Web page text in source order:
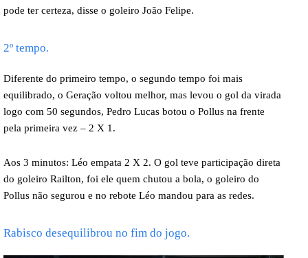
pode ter certeza, disse o goleiro João Felipe.
2º tempo.
Diferente do primeiro tempo, o segundo tempo foi mais
equilibrado, o Geração voltou melhor, mas levou o gol da virada
logo com 50 segundos, Pedro Lucas botou o Pollus na frente
pela primeira vez – 2 X 1.
Aos 3 minutos: Léo empata 2 X 2. O gol teve participação direta
do goleiro Railton, foi ele quem chutou a bola, o goleiro do
Pollus não segurou e no rebote Léo mandou para as redes.
Rabisco desequilibrou no fim do jogo.